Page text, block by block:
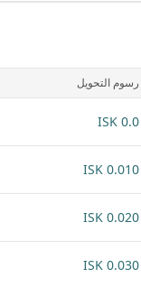
رسوم التحويل
0.0 ISK
0.010 ISK
0.020 ISK
0.030 ISK